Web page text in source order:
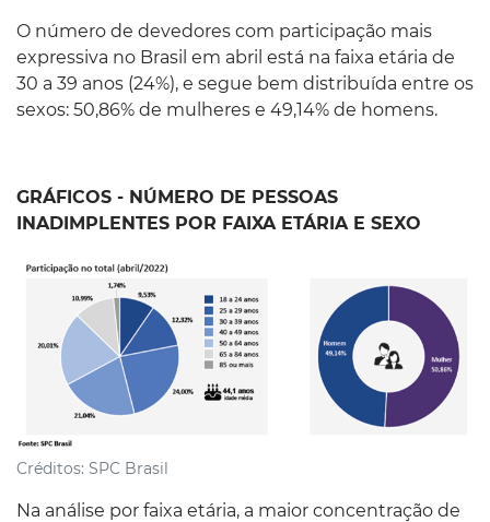
O número de devedores com participação mais
expressiva no Brasil em abril está na faixa etária de
30 a 39 anos (24%), e segue bem distribuída entre os
sexos: 50,86% de mulheres e 49,14% de homens.
GRÁFICOS - NÚMERO DE PESSOAS
INADIMPLENTES POR FAIXA ETÁRIA E SEXO
Créditos: SPC Brasil
Na análise por faixa etária, a maior concentração de